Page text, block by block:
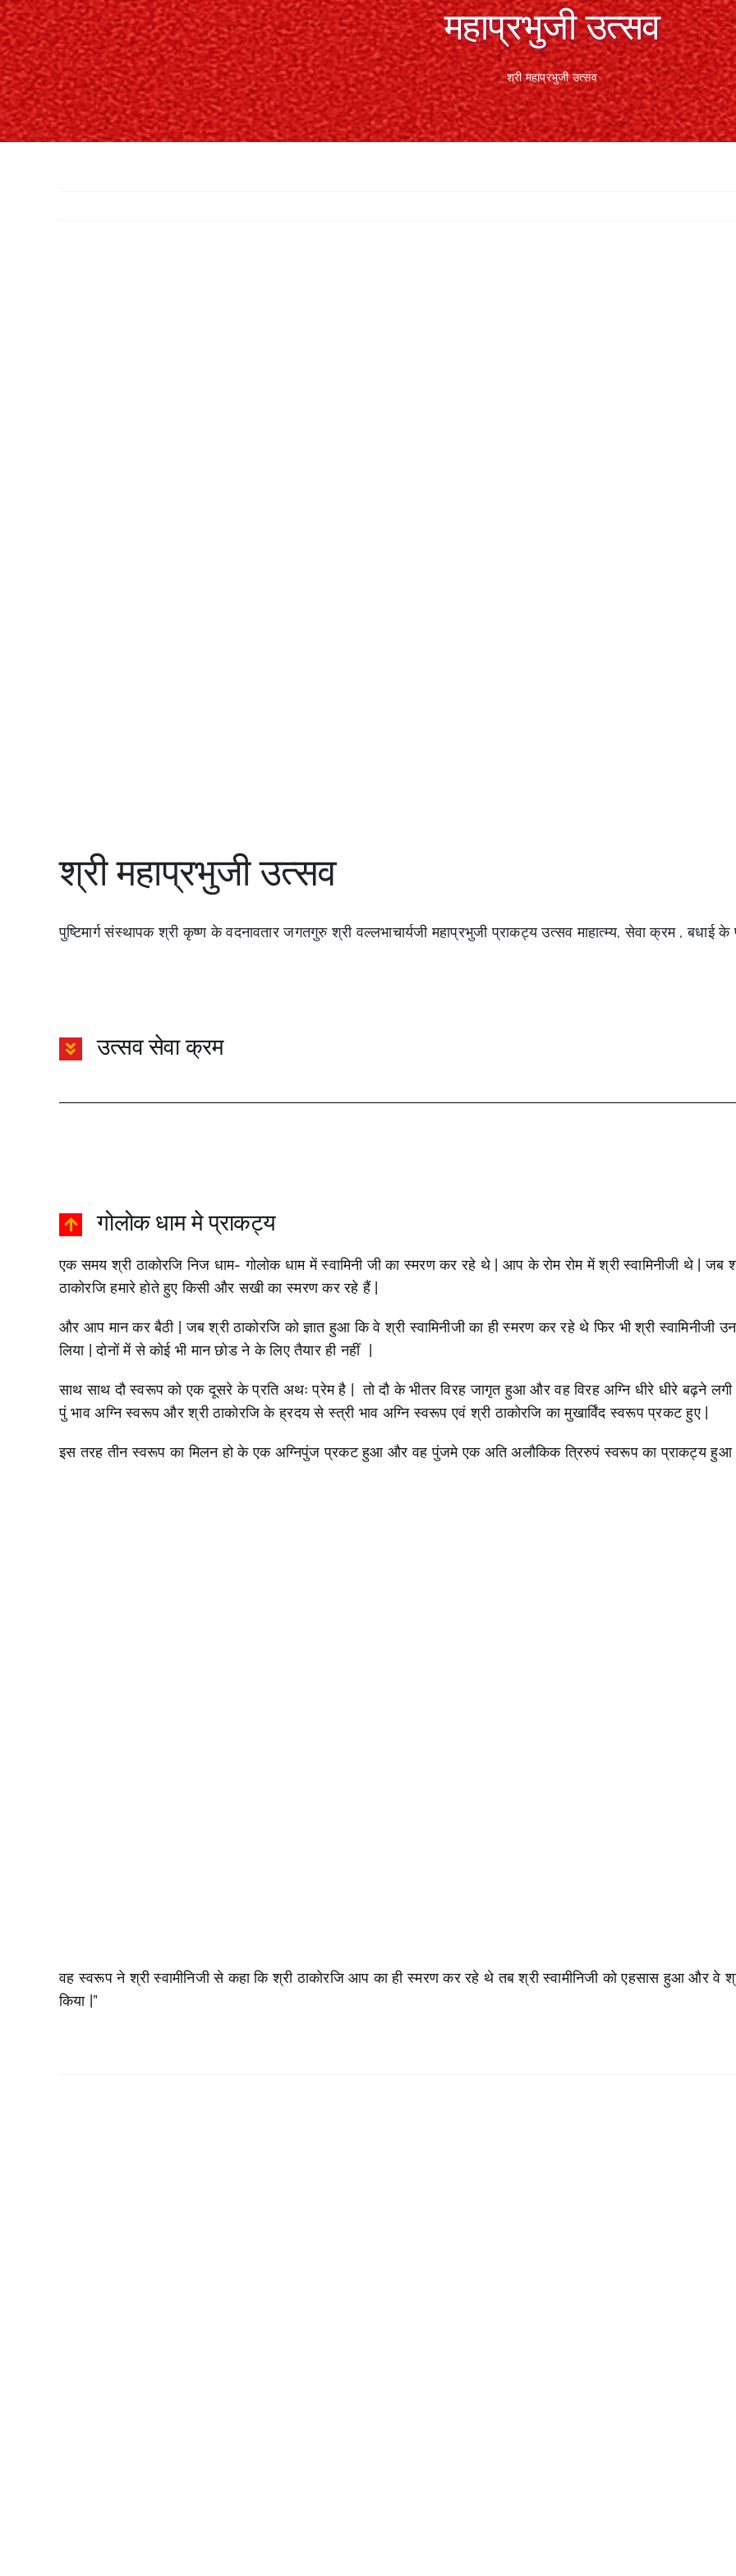
महाप्रभुजी उत्सव
श्री महाप्रभुजी उत्सव
श्री महाप्रभुजी उत्सव
पुष्टिमार्ग संस्थापक श्री कृष्ण के वदनावतार जगतगुरु श्री वल्लभाचार्यजी महाप्रभुजी प्राकट्य उत्सव माहात्म्य, सेवा क्रम , बधाई के
उत्सव सेवा क्रम
गोलोक धाम मे प्राकट्य
एक समय श्री ठाकोरजि निज धाम- गोलोक धाम में स्वामिनी जी का स्मरण कर रहे थे | आप के रोम रोम में श्री स्वामिनीजी थे | जब
ठाकोरजि हमारे होते हुए किसी और सखी का स्मरण कर रहे हैं |
और आप मान कर बैठी | जब श्री ठाकोरजि को ज्ञात हुआ कि वे श्री स्वामिनीजी का ही स्मरण कर रहे थे फिर भी श्री स्वामिनीजी
लिया | दोनों में से कोई भी मान छोड ने के लिए तैयार ही नहीं |
साथ साथ दौ स्वरूप को एक दूसरे के प्रति अथः प्रेम है | तो दौ के भीतर विरह जागृत हुआ और वह विरह अग्नि धीरे धीरे बढ़ने
पुं भाव अग्नि स्वरूप और श्री ठाकोरजि के ह्रदय से स्त्री भाव अग्नि स्वरूप एवं श्री ठाकोरजि का मुखार्विंद स्वरूप प्रकट हुए |
इस तरह तीन स्वरूप का मिलन हो के एक अग्निपुंज प्रकट हुआ और वह पुंजमे एक अति अलौकिक त्रिरुपं स्वरूप का प्राकट्य हुआ
वह स्वरूप ने श्री स्वामीनिजी से कहा कि श्री ठाकोरजि आप का ही स्मरण कर रहे थे तब श्री स्वामीनिजी को एहसास हुआ और वे
किया |”